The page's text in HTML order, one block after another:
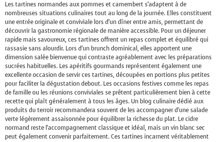
Les tartines normandes aux pommes et camembert s’adaptent à de
nombreuses situations culinaires tout au long de la journée. Elles constituent
une entrée originale et conviviale lors d’un dîner entre amis, permettant de
découvrir la gastronomie régionale de manière accessible. Pour un déjeuner
rapide mais savoureux, ces tartines offrent un repas complet et équilibré qui
rassasie sans alourdir. Lors d’un brunch dominical, elles apportent une
dimension salée bienvenue qui contraste agréablement avec les préparations
sucrées habituelles. Les apéritifs gourmands représentent également une
excellente occasion de servir ces tartines, découpées en portions plus petites
pour faciliter la dégustation debout. Les occasions festives comme les repas
de famille ou les réunions conviviales se prêtent particulièrement bien à cette
recette qui plaît généralement à tous les âges. Un blog culinaire dédié aux
produits du terroir recommandera souvent de les accompagner d’une salade
verte légèrement assaisonnée pour équilibrer la richesse du plat. Le cidre
normand reste l’accompagnement classique et idéal, mais un vin blanc sec
peut également convenir parfaitement. Ces tartines incarnent véritablement